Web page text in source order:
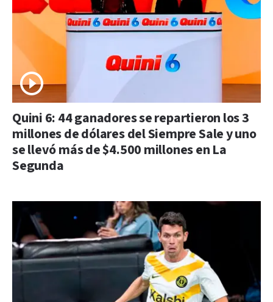
Quini 6: 44 ganadores se repartieron los 3
millones de dólares del Siempre Sale y uno
se llevó más de $4.500 millones en La
Segunda